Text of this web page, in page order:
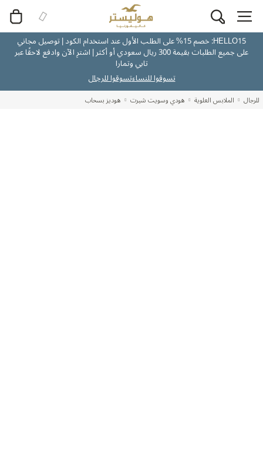
HELLO15: خصم 15% على الطلب الأول عند استخدام الكود | توصيل مجاني
على جميع الطلبات بقيمة 300 ريال سعودي أو أكثر | اشترِ الآن وادفع لاحقًا عبر
تابي وتمارا
تسوقوا للنساءتسوقوا للرجال
للرجال الملابس العلوية هودي وسويت شيرت هوديز بسحاب